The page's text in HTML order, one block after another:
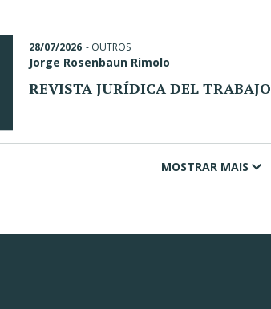
28/07/2026 - OUTROS
Jorge Rosenbaun Rimolo
REVISTA JURÍDICA DEL TRABAJO
MOSTRAR MAIS